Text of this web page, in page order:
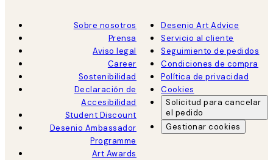
Sobre nosotros
Prensa
Aviso legal
Career
Sostenibilidad
Declaración de
Accesibilidad
Student Discount
Desenio Ambassador
Programme
Art Awards
Desenio Art Advice
Servicio al cliente
Seguimiento de pedidos
Condiciones de compra
Política de privacidad
Cookies
Solicitud para cancelar
el pedido
Gestionar cookies